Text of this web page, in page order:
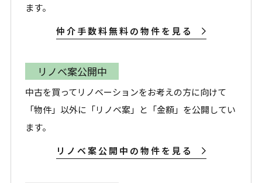
ます。
仲介手数料無料の物件を見る
リノベ案公開中
中古を買ってリノベーションをお考えの方に向けて
「物件」以外に「リノベ案」と「金額」を公開してい
ます。
リノベ案公開中の物件を見る